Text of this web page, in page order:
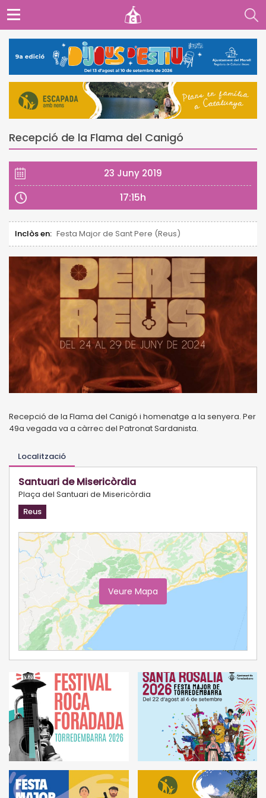
Recepció de la Flama del Canigó
23 Juny 2019
17:15h
Inclòs en: Festa Major de Sant Pere (Reus)
Recepció de la Flama del Canigó i homenatge a la senyera. Per
49a vegada va a càrrec del Patronat Sardanista.
Localització
Santuari de Misericòrdia
Plaça del Santuari de Misericòrdia
Reus
Veure Mapa